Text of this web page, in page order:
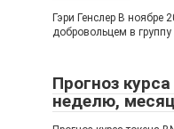
Гэри Генслер В ноябре
добровольцем в
Прогноз
неделю,